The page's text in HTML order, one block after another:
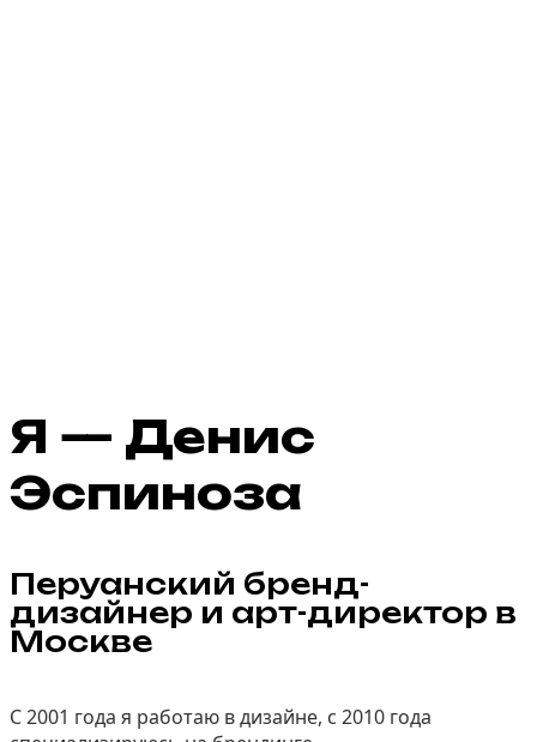
Я — Денис
Эспиноза
Перуанский бренд-
дизайнер и арт-директор в
Москве
С 2001 года я работаю в дизайне, с 2010 года